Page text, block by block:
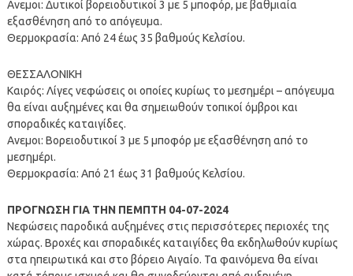
Ανεμοι: Δυτικοί βορειοδυτικοί 3 με 5 μποφόρ, με βαθμιαία
εξασθένηση από το απόγευμα.
Θερμοκρασία: Από 24 έως 35 βαθμούς Κελσίου.
ΘΕΣΣΑΛΟΝΙΚΗ
Καιρός: Λίγες νεφώσεις οι οποίες κυρίως το μεσημέρι – απόγευμα
θα είναι αυξημένες και θα σημειωθούν τοπικοί όμβροι και
σποραδικές καταιγίδες.
Ανεμοι: Βορειοδυτικοί 3 με 5 μποφόρ με εξασθένηση από το
μεσημέρι.
Θερμοκρασία: Από 21 έως 31 βαθμούς Κελσίου.
ΠΡΟΓΝΩΣΗ ΓΙΑ ΤΗΝ ΠΕΜΠΤΗ 04-07-2024
Νεφώσεις παροδικά αυξημένες στις περισσότερες περιοχές της
χώρας. Βροχές και σποραδικές καταιγίδες θα εκδηλωθούν κυρίως
στα ηπειρωτικά και στο βόρειο Αιγαίο. Τα φαινόμενα θα είναι